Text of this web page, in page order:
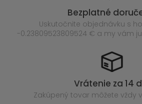
Bezplatné
Uskutočnite objednávku s
-0.23809523809524 € a my vám ju
Vrátenie za 14
Zakúpený tovar môžete vždy